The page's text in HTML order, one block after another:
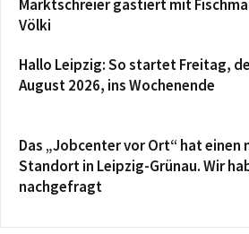
Marktschreier gastiert mit
Völki
Hallo Leipzig: So startet Freitag,
August 2026, ins Wochenende
Das „Jobcenter vor Ort“ hat einen
Standort in Leipzig-Grünau. Wir
nachgefragt